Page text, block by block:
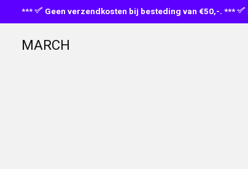
*** Geen verzendkosten bij besteding van €50,-. ***
MARCH